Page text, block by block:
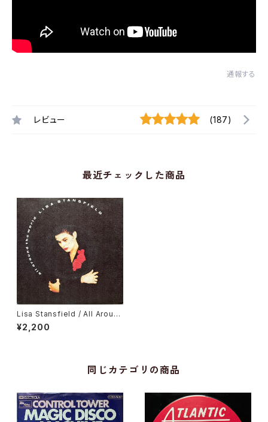
通報する
レビュー (187)
最近チェックした商品
Lisa Stansfield / All Aroun
d The World
¥2,200
同じカテゴリの商品